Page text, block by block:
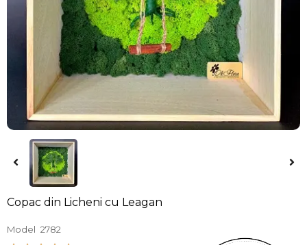
Copac din Licheni cu Leagan
Model 2782